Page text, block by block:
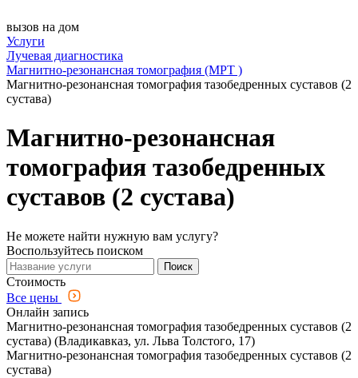
вызов на дом
Услуги
Лучевая диагностика
Магнитно-резонансная томография (МРТ )
Магнитно-резонансная томография тазобедренных суставов (2
сустава)
Магнитно-резонансная
томография тазобедренных
суставов (2 сустава)
Не можете найти нужную вам услугу?
Воспользуйтесь поиском
Поиск
Стоимость
Все цены
Онлайн запись
Магнитно-резонансная томография тазобедренных суставов (2
сустава) (Владикавказ, ул. Льва Толстого, 17)
Магнитно-резонансная томография тазобедренных суставов (2
сустава)